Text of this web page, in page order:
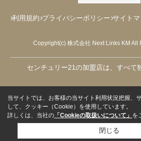
利用規約 プライバシーポリシー サイト
Copyright(c) 株式会社 Next Links KM All
センチュリー21の加盟店は、すべて
当サイトでは、お客様の当サイト利用状況把握、
して、クッキー（Cookie）を使用しています。
詳しくは、当社の 「Cookieの取扱いについて」 を
閉じる